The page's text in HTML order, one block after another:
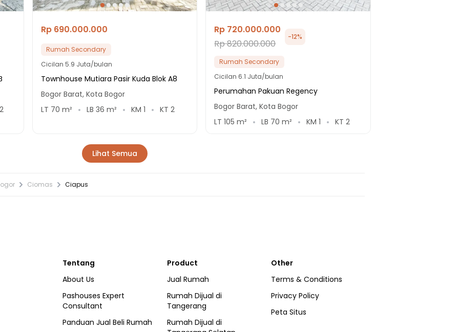
2
Rp 690.000.000
Rumah Secondary
Cicilan 5.9 Juta/bulan
Townhouse Mutiara Pasir Kuda Blok A8
Bogor Barat, Kota Bogor
LT 70 m² LB 36 m² KM 1 KT 2
Rp 720.000.000
Rp 820.000.000
-12%
Rumah Secondary
Cicilan 6.1 Juta/bulan
Perumahan Pakuan Regency
Bogor Barat, Kota Bogor
LT105 m² LB 70 m² KM1 KT2
Lihat Semua
Ciomas Ciapus
Tentang
About Us
Pashouses Expert
Consultant
Panduan Jual Beli Rumah
Product
Jual Rumah
Rumah Dijual di
Tangerang
Rumah Dijual di
Other
Terms & Conditions
Privacy Policy
Peta Situs